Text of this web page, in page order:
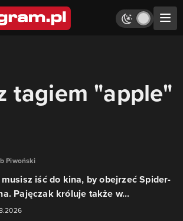
tagiem "apple"
Piwoński
iść do kina, by obejrzeć Spider-
Pajęczak króluje także w...